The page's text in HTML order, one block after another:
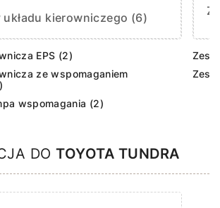
kierowniczego (6)
EPS (2)
ze wspomaganiem
wspomagania (2)
DO TOYOTA TUNDRA